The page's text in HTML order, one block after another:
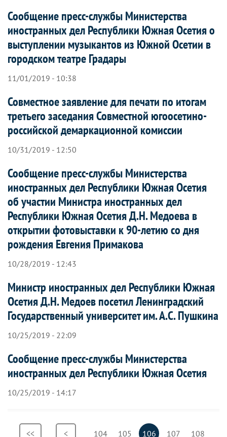
Сообщение пресс-службы Министерства
иностранных дел Республики Южная Осетия о
выступлении музыкантов из Южной Осетии в
городском театре Градары
11/01/2019 - 10:38
Совместное заявление для печати по итогам
третьего заседания Совместной югоосетино-
российской демаркационной комиссии
10/31/2019 - 12:50
Сообщение пресс-службы Министерства
иностранных дел Республики Южная Осетия
об участии Министра иностранных дел
Республики Южная Осетия Д.Н. Медоева в
открытии фотовыставки к 90-летию со дня
рождения Евгения Примакова
10/28/2019 - 12:43
Министр иностранных дел Республики Южная
Осетия Д.Н. Медоев посетил Ленинградский
Государственный университет им. А.С. Пушкина
10/25/2019 - 22:09
Сообщение пресс-службы Министерства
иностранных дел Республики Южная Осетия
10/25/2019 - 14:17
Нумерация
Первая
<< Предыдущая
< Страница
104 Страница
105 Текущая
106 Страница
107 Страница
108